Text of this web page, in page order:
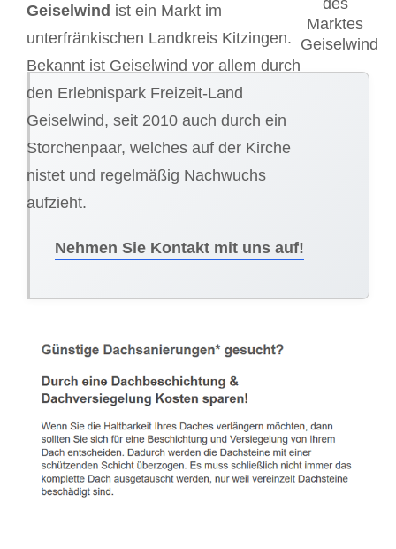
Geiselwind ist ein Markt im
unterfränkischen Landkreis Kitzingen.
Bekannt ist Geiselwind vor allem durch
den Erlebnispark Freizeit-Land
Geiselwind, seit 2010 auch durch ein
Storchenpaar, welches auf der Kirche
nistet und regelmäßig Nachwuchs
aufzieht.
Nehmen Sie Kontakt mit uns auf!